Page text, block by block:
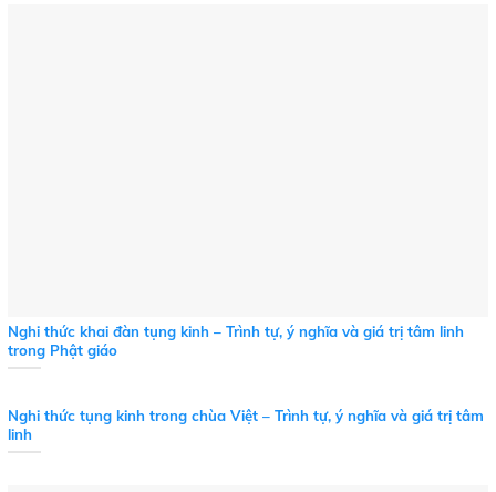
Nghi thức khai đàn tụng kinh – Trình tự, ý nghĩa và giá trị tâm linh
trong Phật giáo
Nghi thức tụng kinh trong chùa Việt – Trình tự, ý nghĩa và giá trị tâm
linh